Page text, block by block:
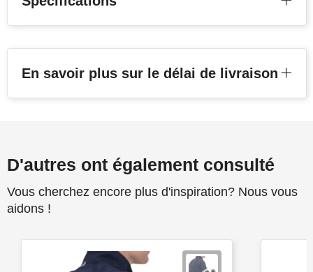
En savoir plus sur le délai de livraison
D'autres ont également consulté
Vous cherchez encore plus d'inspiration? Nous vous
aidons !